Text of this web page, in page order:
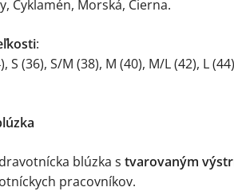
Cyklamén, Morská, Čierna.
:
S (36), S/M (38), M (40), M/L (42), L
blúzka s tvarovaným
pracovníkov.